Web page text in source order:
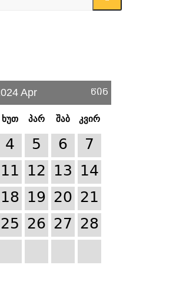
Apr წინ
ხუთ პარ შაბ კვირ
4 5 6
7
11 12 13 14
18 19 20 21
25 26 27 28